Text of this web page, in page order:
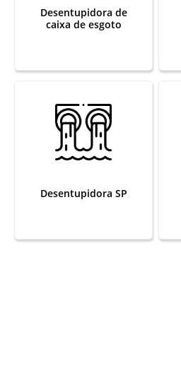
Desentupidora de
caixa de esgoto
Desentupidora SP